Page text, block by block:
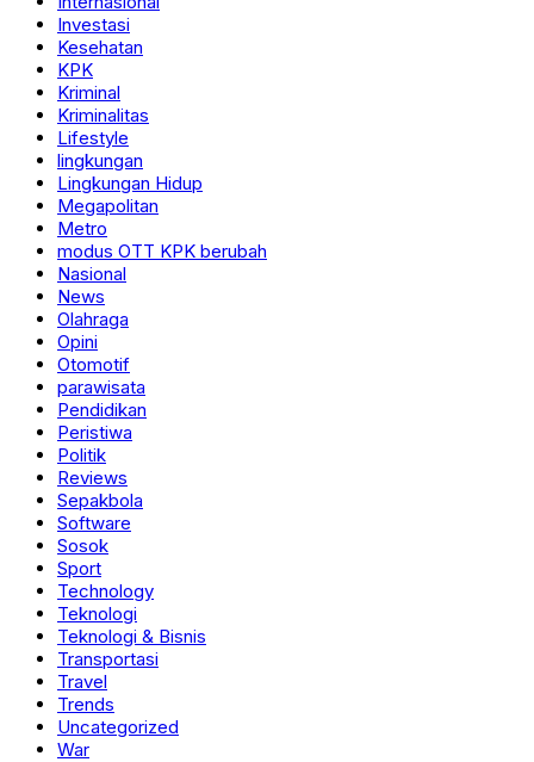
Investasi
Kesehatan
KPK
Kriminal
Kriminalitas
Lifestyle
lingkungan
Lingkungan Hidup
Megapolitan
Metro
modus OTT KPK berubah
Nasional
News
Olahraga
Opini
Otomotif
parawisata
Pendidikan
Peristiwa
Politik
Reviews
Sepakbola
Software
Sosok
Sport
Technology
Teknologi
Teknologi & Bisnis
Transportasi
Travel
Trends
Uncategorized
War